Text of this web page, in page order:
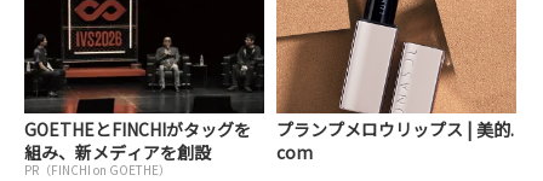
GOETHEとFINCHIがタッグを
組み、新メディアを創設
PR（FINCHI on GOETHE）
プランプメロウリップス | 美的.
com